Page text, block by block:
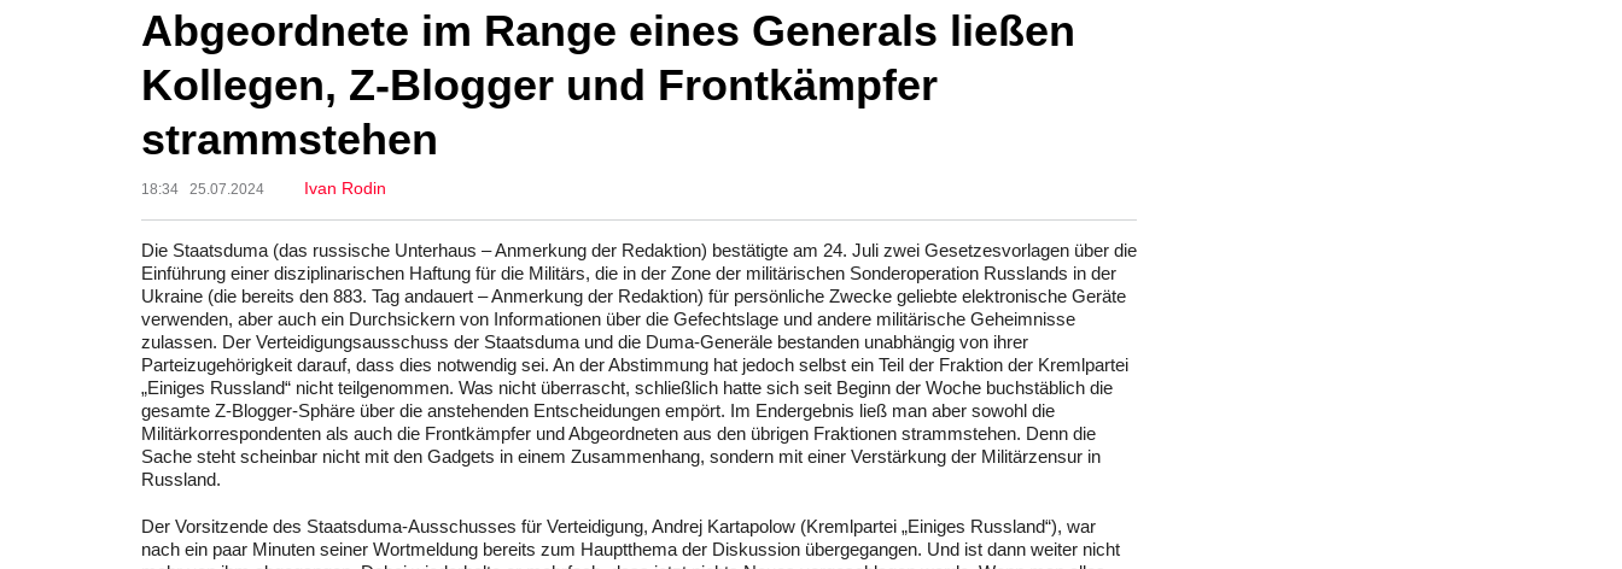
Abgeordnete im Range eines Generals ließen
Kollegen, Z-Blogger und Frontkämpfer
strammstehen
18:34 25.07.2024 Ivan Rodin
Die Staatsduma (das russische Unterhaus – Anmerkung der Redaktion) bestätigte am 24. Juli zwei Gesetzesvorlagen über die
Einführung einer disziplinarischen Haftung für die Militärs, die in der Zone der militärischen Sonderoperation Russlands in der
Ukraine (die bereits den 883. Tag andauert – Anmerkung der Redaktion) für persönliche Zwecke geliebte elektronische Geräte
verwenden, aber auch ein Durchsickern von Informationen über die Gefechtslage und andere militärische Geheimnisse
zulassen. Der Verteidigungsausschuss der Staatsduma und die Duma-Generäle bestanden unabhängig von ihrer
Parteizugehörigkeit darauf, dass dies notwendig sei. An der Abstimmung hat jedoch selbst ein Teil der Fraktion der Kremlpartei
„Einiges Russland“ nicht teilgenommen. Was nicht überrascht, schließlich hatte sich seit Beginn der Woche buchstäblich die
gesamte Z-Blogger-Sphäre über die anstehenden Entscheidungen empört. Im Endergebnis ließ man aber sowohl die
Militärkorrespondenten als auch die Frontkämpfer und Abgeordneten aus den übrigen Fraktionen strammstehen. Denn die
Sache steht scheinbar nicht mit den Gadgets in einem Zusammenhang, sondern mit einer Verstärkung der Militärzensur in
Russland.
Der Vorsitzende des Staatsduma-Ausschusses für Verteidigung, Andrej Kartapolow (Kremlpartei „Einiges Russland“), war
nach ein paar Minuten seiner Wortmeldung bereits zum Hauptthema der Diskussion übergegangen. Und ist dann weiter nicht